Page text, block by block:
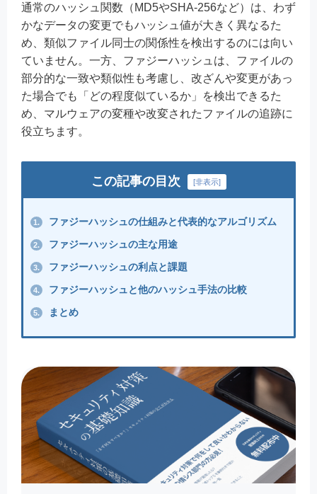
通常のハッシュ関数（MD5やSHA-256など）は、わず
かなデータの変更でもハッシュ値が大きく異なるた
め、類似ファイル同士の関係性を検出するのには向い
ていません。一方、ファジーハッシュは、ファイルの
部分的な一致や類似性も考慮し、改ざんや変更があっ
た場合でも「どの程度似ているか」を検出できるた
め、マルウェアの変種や改変されたファイルの追跡に
役立ちます。
この記事の目次 [非表示]
1. ファジーハッシュの仕組みと代表的なアルゴリズム
2. ファジーハッシュの主な用途
3. ファジーハッシュの利点と課題
4. ファジーハッシュと他のハッシュ手法の比較
5. まとめ